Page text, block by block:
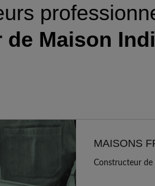
Maison
MAISONS
Constructeur de